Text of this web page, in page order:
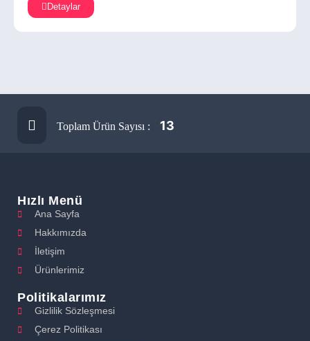
Detaylar
Toplam Ürün Sayısı : 13
Hızlı Menü
Ana Sayfa
Hakkımızda
İletişim
Ürünlerimiz
Politikalarımız
Gizlilik Sözleşmesi
Çerez Politikası